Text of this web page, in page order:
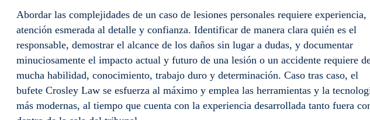
Abordar las complejidades de un caso de lesiones personales requiere experiencia,
atención esmerada al detalle y confianza. Identificar de manera clara quién es el
responsable, demostrar el alcance de los daños sin lugar a dudas, y documentar
minuciosamente el impacto actual y futuro de una lesión o un accidente requiere
mucha habilidad, conocimiento, trabajo duro y determinación. Caso tras caso, el
bufete Crosley Law se esfuerza al máximo y emplea las herramientas y la
más modernas, al tiempo que cuenta con la experiencia desarrollada tanto fuera